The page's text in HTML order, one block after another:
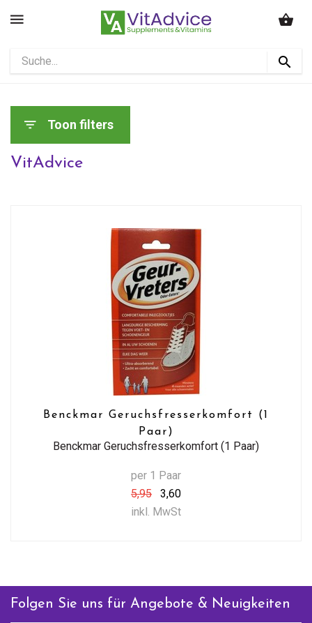
Toon filters
VitAdvice
Benckmar Geruchsfresserkomfort (1
Paar)
Benckmar Geruchsfresserkomfort (1 Paar)
per 1 Paar
5,95
3,60
inkl. MwSt
Folgen Sie uns für Angebote & Neuigkeiten